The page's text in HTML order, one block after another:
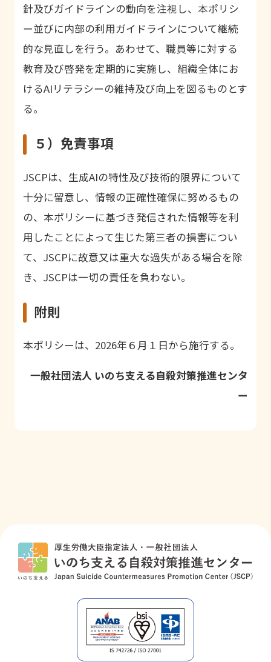
針及びガイドラインの動向を注視し、本ポリシ
ー並びに内部の利用ガイドラインについて継続
的な見直しを行う。あわせて、職員等に対する
教育及び啓発を定期的に実施し、組織全体にお
けるAIリテラシーの維持及び向上を図るものとす
る。
５）免責事項
JSCPは、生成AIの特性及び技術的限界について
十分に留意し、情報の正確性確保に努めるもの
の、本ポリシーに基づき発信された情報等を利
用したことによって生じた第三者の損害につい
て、JSCPに故意又は重大な過失がある場合を除
き、JSCPは一切の責任を負わない。
附則
本ポリシーは、2026年６月１日から施行する。
一般社団法人 いのち支える自殺対策推進センタ
ー